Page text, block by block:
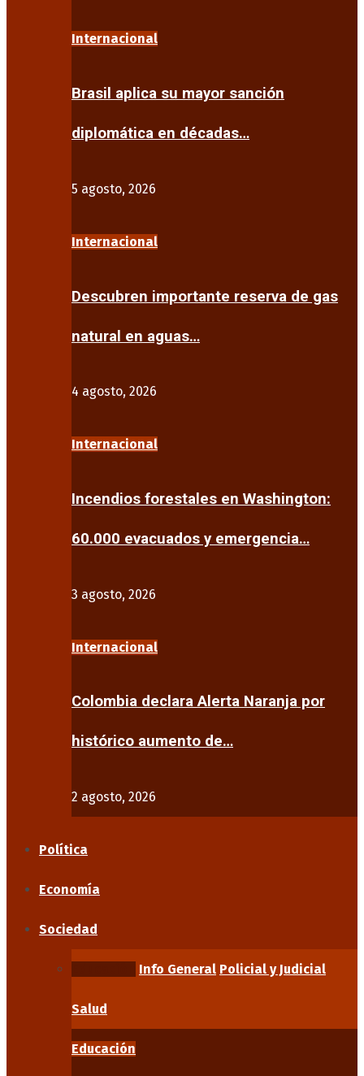
Internacional
Brasil aplica su mayor sanción
diplomática en décadas…
5 agosto, 2026
Internacional
Descubren importante reserva de gas
natural en aguas…
4 agosto, 2026
Internacional
Incendios forestales en Washington:
60.000 evacuados y emergencia…
3 agosto, 2026
Internacional
Colombia declara Alerta Naranja por
histórico aumento de…
2 agosto, 2026
Política
Economía
Sociedad
Info General Policial y Judicial
Salud
Educación